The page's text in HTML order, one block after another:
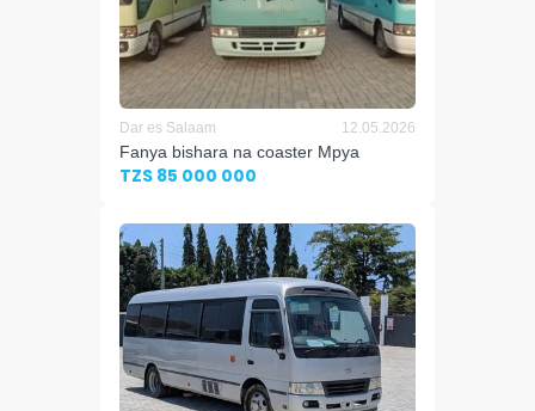
Dar es Salaam 12.05.2026
Fanya bishara na coaster Mpya
TZS 85 000 000